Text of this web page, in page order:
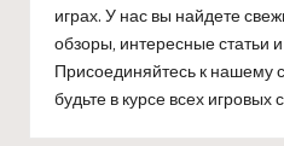
играх. У нас вы найдете
обзоры, интересные статьи
Присоединяйтесь к нашему
будьте в курсе всех игровых